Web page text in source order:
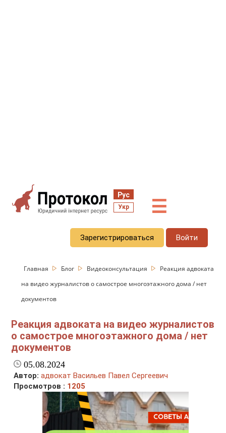
Рус
Укр ☰
Зарегистрироваться Войти
Главная Блог Видеоконсультация
Реакция адвоката
на видео журналистов о самострое многоэтажного дома / нет
документов
Реакция адвоката на видео журналистов
о самострое многоэтажного дома / нет
документов
05.08.2024
Автор: адвокат Васильев Павел Сергеевич
Просмотров : 1205